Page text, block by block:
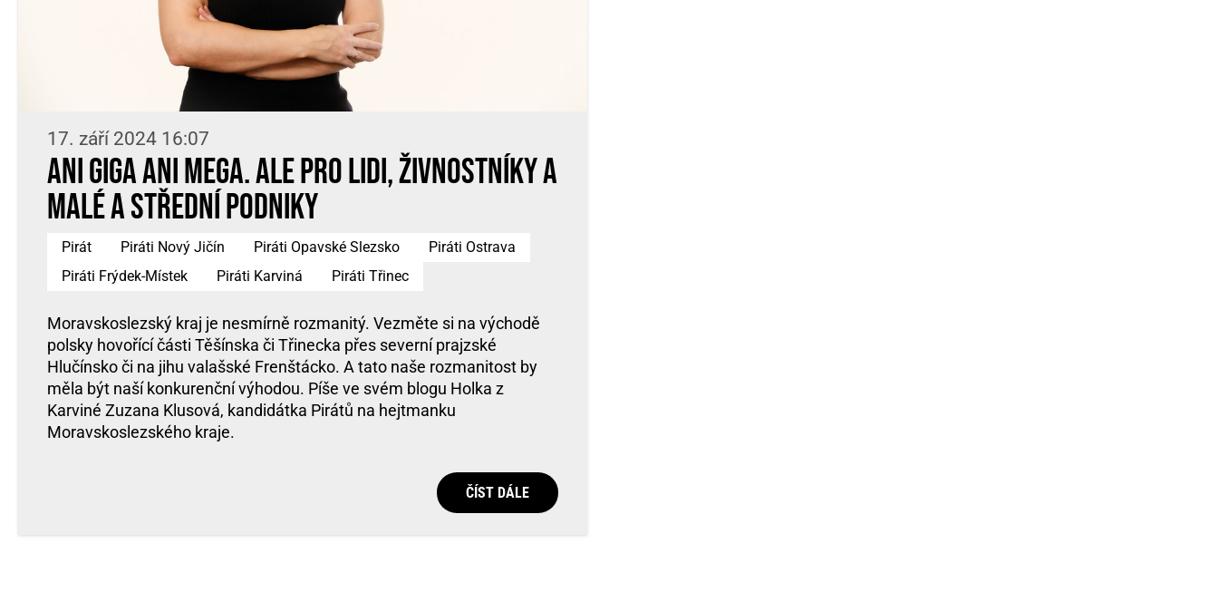
17. září 2024 16:07
ANI GIGA ANI MEGA. ALE PRO LIDI, ŽIVNOSTNÍKY A
MALÉ A STŘEDNÍ PODNIKY
Pirát Piráti Nový Jičín Piráti Opavské Slezsko
Piráti Ostrava
Piráti Frýdek-Místek
Piráti Karviná Piráti Třinec
Moravskoslezský kraj je nesmírně rozmanitý. Vezměte si na východě
polsky hovořící části Těšínska či Třinecka přes severní prajzské
Hlučínsko či na jihu valašské Frenštácko. A tato naše rozmanitost by
měla být naší konkurenční výhodou. Píše ve svém blogu Holka z
Karviné Zuzana Klusová, kandidátka Pirátů na hejtmanku
Moravskoslezského kraje.
ČÍST DÁLE